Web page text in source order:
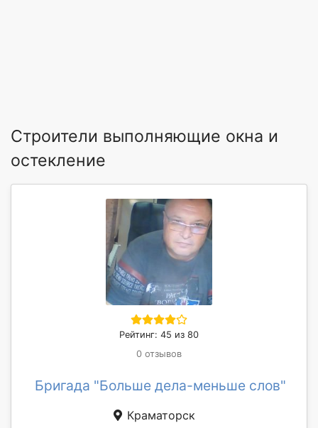
Строители выполняющие окна и
остекление
Рейтинг: 45 из 80
0 отзывов
Бригада "Больше дела-меньше слов"
Краматорск